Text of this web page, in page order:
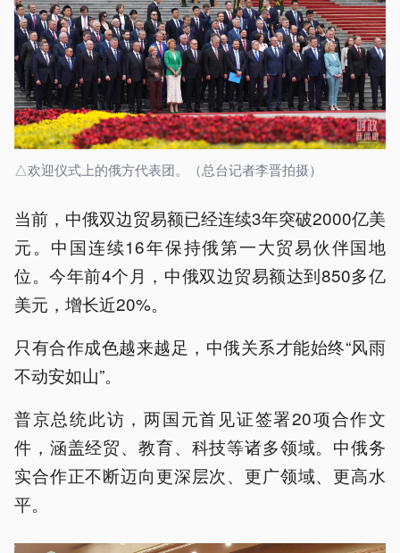
△欢迎仪式上的俄方代表团。（总台记者李晋拍摄）
当前，中俄双边贸易额已经连续3年突破2000亿美
元。中国连续16年保持俄第一大贸易伙伴国地
位。今年前4个月，中俄双边贸易额达到850多亿
美元，增长近20%。
只有合作成色越来越足，中俄关系才能始终“风雨
不动安如山”。
普京总统此访，两国元首见证签署20项合作文
件，涵盖经贸、教育、科技等诸多领域。中俄务
实合作正不断迈向更深层次、更广领域、更高水
平。